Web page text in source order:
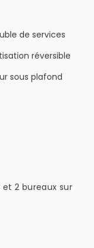
de services
réversible
sous plafond
2 bureaux sur